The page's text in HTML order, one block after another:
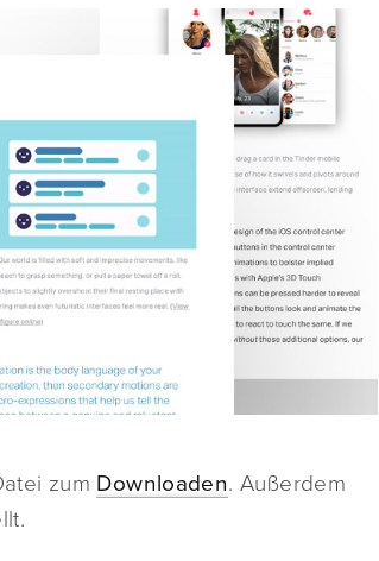
zum Downloaden. Außerdem